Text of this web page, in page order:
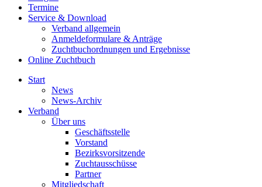
Termine
Service & Download
Verband allgemein
Anmeldeformulare & Anträge
Zuchtbuchordnungen und Ergebnisse
Online Zuchtbuch
Start
News
News-Archiv
Verband
Über uns
Geschäftsstelle
Vorstand
Bezirksvorsitzende
Zuchtausschüsse
Partner
Mitgliedschaft